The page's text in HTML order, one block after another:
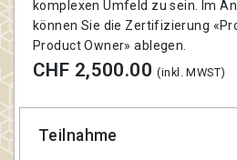
komplexen Umfeld zu sein. Im
können Sie die Zertifizierung
Product Owner» ablegen.
CHF 2,500.00(inkl. MWST)
Teilnahme